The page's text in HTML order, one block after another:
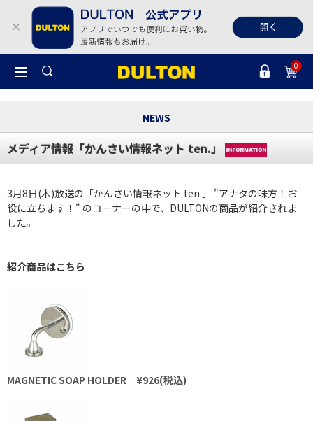
0
NEWS
メディア情報「かんさい情報ネット ten.」
3月8日(木)放送の「かんさい情報ネット ten.」 "アナタの味方！お
役に立ちます！" のコーナーの中で、DULTONの商品が紹介されま
した。
紹介商品はこちら
MAGNETIC SOAP HOLDER ¥926(税込)